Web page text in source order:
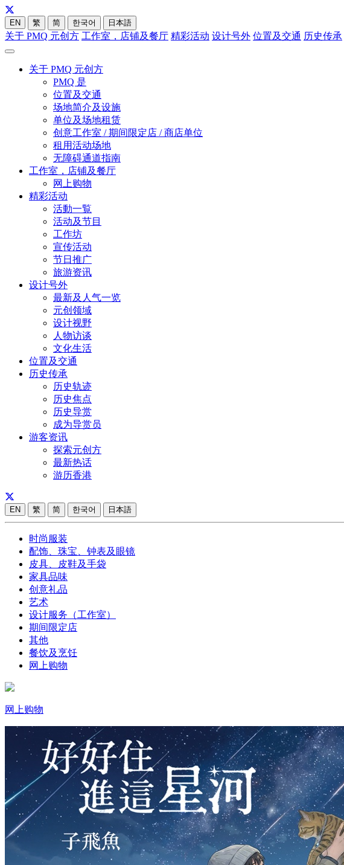
EN 繁 简 한국어 日本語
关于 PMQ 元创方 工作室，店铺及餐厅 精彩活动 设计号外 位置及交通 历史传承
关于 PMQ 元创方
PMQ 是
位置及交通
场地简介及设施
单位及场地租赁
创意工作室 / 期间限定店 / 商店单位
租用活动场地
无障碍通道指南
工作室，店铺及餐厅
网上购物
精彩活动
活動一覧
活动及节目
工作坊
宣传活动
节日推广
旅游资讯
设计号外
最新及人气一览
元创领域
设计视野
人物访谈
文化生活
位置及交通
历史传承
历史轨迹
历史焦点
历史导赏
成为导赏员
游客资讯
探索元创方
最新热话
游历香港
EN 繁 简 한국어 日本語
时尚服装
配饰、珠宝、钟表及眼镜
皮具、皮鞋及手袋
家具品味
创意礼品
艺术
设计服务（工作室）
期间限定店
其他
餐饮及烹饪
网上购物
网上购物